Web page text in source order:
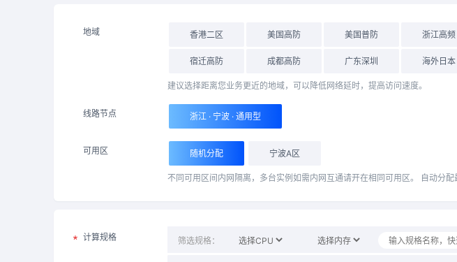
地域 香港二区 美国高防 美国普防 浙江高频
宿迁高防 成都高防 广东深圳 海外日本
建议选择距离您业务更近的地域，可以降低网络延时，提高访问速度。
线路节点 浙江 · 宁波 · 通用型
可用区 随机分配 宁波A区
不同可用区间内网隔离，多台实例如需内网互通请开在相同可用区。 自动分配
计算规格 筛选规格：